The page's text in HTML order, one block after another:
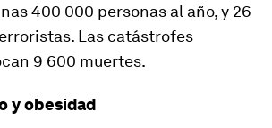
400 000 personas al año, y 26
Las catástrofes
9 600 muertes.
y obesidad